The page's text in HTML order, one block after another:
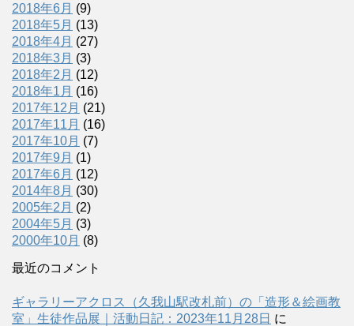
2018年6月 (9)
2018年5月 (13)
2018年4月 (27)
2018年3月 (3)
2018年2月 (12)
2018年1月 (16)
2017年12月 (21)
2017年11月 (16)
2017年10月 (7)
2017年9月 (1)
2017年6月 (12)
2014年8月 (30)
2005年2月 (2)
2004年5月 (3)
2000年10月 (8)
最近のコメント
ギャラリーアクロス（久我山駅改札前）の「造形＆絵画教
室」生徒作品展｜活動日記：2023年11月28日 に